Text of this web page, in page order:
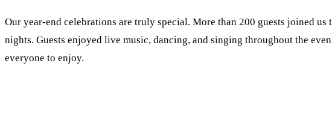
Our year-end celebrations are truly special. More than 200 guests joined
nights. Guests enjoyed live music, dancing, and singing throughout the
everyone to enjoy.